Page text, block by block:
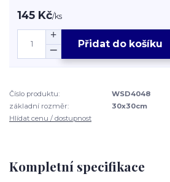
145 Kč/ks
Přidat do košíku
Číslo produktu:
WSD4048
základní rozměr:
30x30cm
Hlídat cenu / dostupnost
Kompletní specifikace